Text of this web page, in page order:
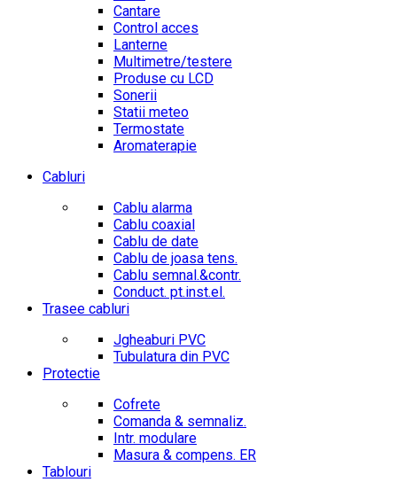
Cantare
Control acces
Lanterne
Multimetre/testere
Produse cu LCD
Sonerii
Statii meteo
Termostate
Aromaterapie
Cabluri
Cablu alarma
Cablu coaxial
Cablu de date
Cablu de joasa tens.
Cablu semnal.&contr.
Conduct. pt.inst.el.
Trasee cabluri
Jgheaburi PVC
Tubulatura din PVC
Protectie
Cofrete
Comanda & semnaliz.
Intr. modulare
Masura & compens. ER
Tablouri